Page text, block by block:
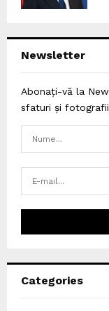
Newsletter
Abonați-vă la
sfaturi și
Categories